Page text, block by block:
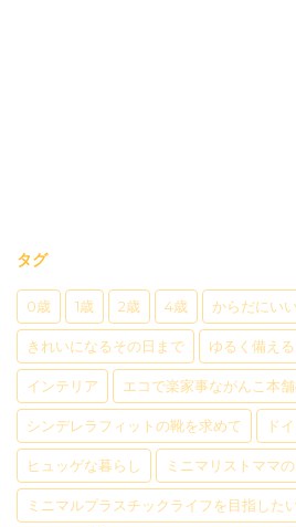
タグ
0歳 1歳 2歳 4歳 からだにい
きれいになるその日まで ゆるく備える
インテリア エコで楽家事ながんこ本
シンデレラフィットの靴を求めて ド
ヒュッゲな暮らし ミニマリストママ
ミニマルプラスチックライフを目指した